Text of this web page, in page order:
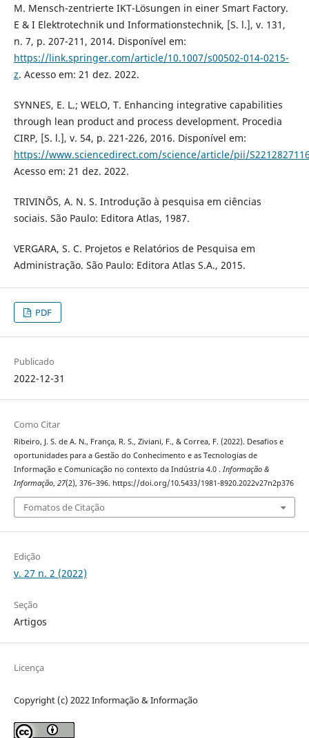
M. Mensch-zentrierte IKT-Lösungen in einer Smart Factory.
E & I Elektrotechnik und Informationstechnik, [S. l.], v. 131,
n. 7, p. 207-211, 2014. Disponível em:
https://link.springer.com/article/10.1007/s00502-014-0215-
z. Acesso em: 21 dez. 2022.
SYNNES, E. L.; WELO, T. Enhancing integrative capabilities
through lean product and process development. Procedia
CIRP, [S. l.], v. 54, p. 221-226, 2016. Disponível em:
https://www.sciencedirect.com/science/article/pii/
Acesso em: 21 dez. 2022.
TRIVINÕS, A. N. S. Introdução à pesquisa em ciências
sociais. São Paulo: Editora Atlas, 1987.
VERGARA, S. C. Projetos e Relatórios de Pesquisa em
Administração. São Paulo: Editora Atlas S.A., 2015.
PDF
Publicado
2022-12-31
Como Citar
Ribeiro, J. S. de A. N., França, R. S., Ziviani, F., & Correa, F. (2022). Desafios e
oportunidades para a Gestão do Conhecimento e as Tecnologias de
Informação e Comunicação no contexto da Indústria 4.0 . Informação &
Informação, 27(2), 376–396. https://doi.org/10.5433/1981-8920.2022v27n2p376
Fomatos de Citação
Edição
v. 27 n. 2 (2022)
Seção
Artigos
Licença
Copyright (c) 2022 Informação & Informação